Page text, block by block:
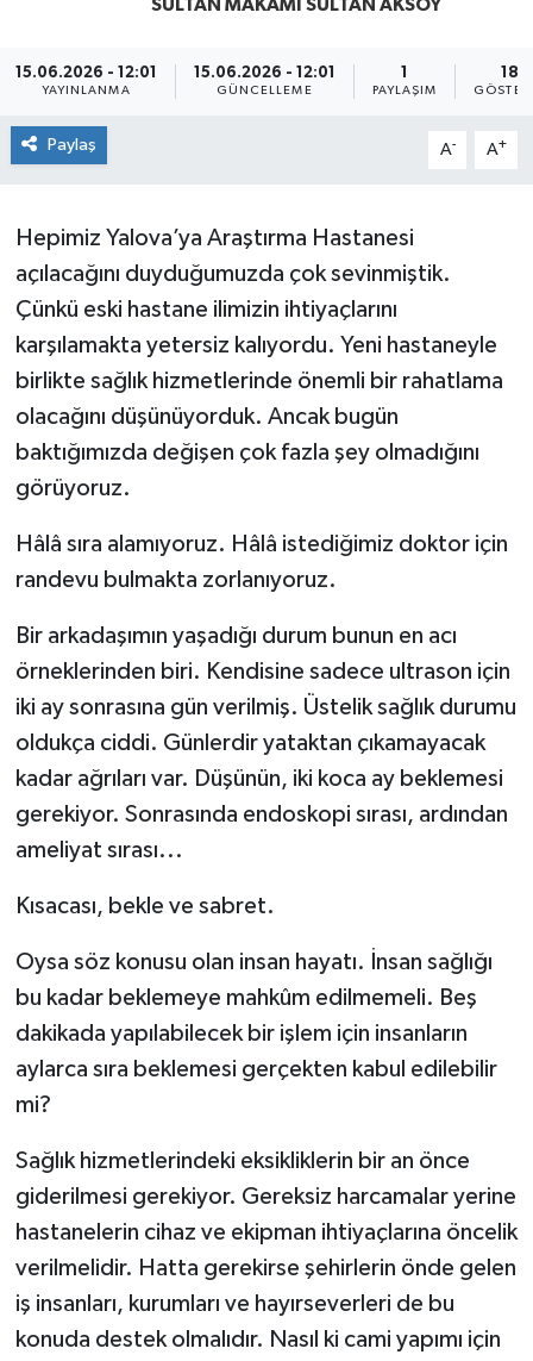
SULTAN MAKAMI SULTAN AKSOY
15.06.2026 - 12:01
YAYINLANMA
15.06.2026 - 12:01
GÜNCELLEME
1
PAYLAŞIM
18
Paylaş A- A+
Hepimiz Yalova’ya Araştırma Hastanesi
açılacağını duyduğumuzda çok sevinmiştik.
Çünkü eski hastane ilimizin ihtiyaçlarını
karşılamakta yetersiz kalıyordu. Yeni hastaneyle
birlikte sağlık hizmetlerinde önemli bir rahatlama
olacağını düşünüyorduk. Ancak bugün
baktığımızda değişen çok fazla şey olmadığını
görüyoruz.
Hâlâ sıra alamıyoruz. Hâlâ istediğimiz doktor için
randevu bulmakta zorlanıyoruz.
Bir arkadaşımın yaşadığı durum bunun en acı
örneklerinden biri. Kendisine sadece ultrason için
iki ay sonrasına gün verilmiş. Üstelik sağlık durumu
oldukça ciddi. Günlerdir yataktan çıkamayacak
kadar ağrıları var. Düşünün, iki koca ay beklemesi
gerekiyor. Sonrasında endoskopi sırası, ardından
ameliyat sırası...
Kısacası, bekle ve sabret.
Oysa söz konusu olan insan hayatı. İnsan sağlığı
bu kadar beklemeye mahkûm edilmemeli. Beş
dakikada yapılabilecek bir işlem için insanların
aylarca sıra beklemesi gerçekten kabul edilebilir
mi?
Sağlık hizmetlerindeki eksikliklerin bir an önce
giderilmesi gerekiyor. Gereksiz harcamalar yerine
hastanelerin cihaz ve ekipman ihtiyaçlarına öncelik
verilmelidir. Hatta gerekirse şehirlerin önde gelen
iş insanları, kurumları ve hayırseverleri de bu
konuda destek olmalıdır. Nasıl ki cami yapımı için